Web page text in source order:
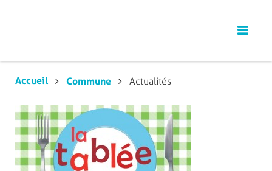
Accueil Commune Actualités